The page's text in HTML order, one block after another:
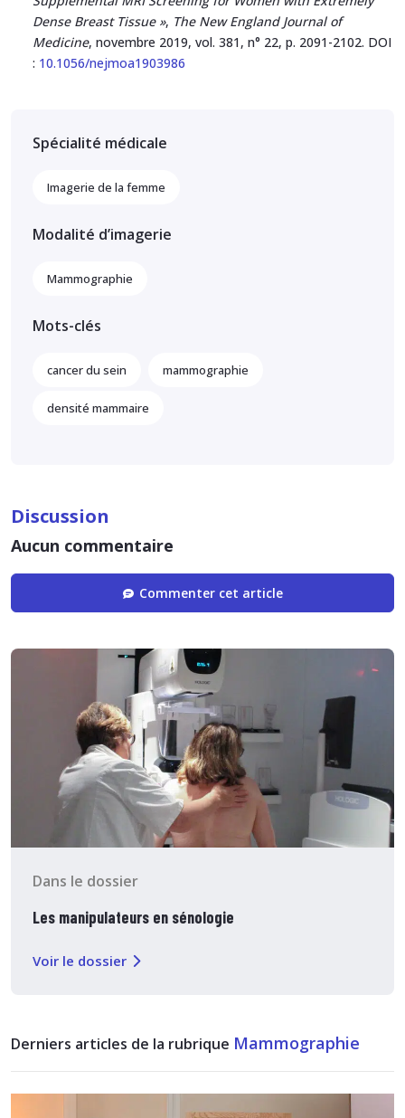
Dense Breast Tissue », The New England Journal of
Medicine, novembre 2019, vol. 381, n° 22, p. 2091-2102. DOI
: 10.1056/nejmoa1903986
Spécialité médicale
Imagerie de la femme
Modalité d’imagerie
Mammographie
Mots-clés
cancer du sein mammographie
densité mammaire
Discussion
Aucun commentaire
Commenter cet article
Dans le dossier
Les manipulateurs en sénologie
Voir le dossier
Derniers articles de la rubrique Mammographie